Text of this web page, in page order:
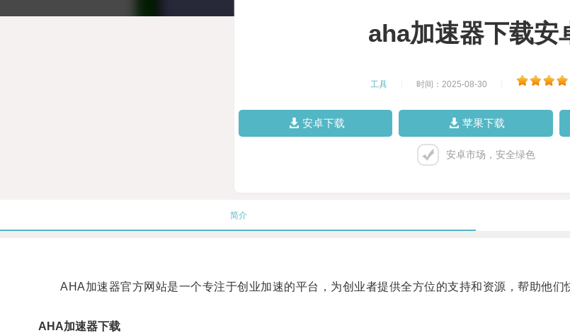
aha加速器下载安
工具 时间：2025-08-30
安卓下载 苹果下载
安卓市场，安全绿色
简介
AHA加速器官方网站是一个专注于创业加速的平台，为创业者提供全方位的支持和资源，帮助他们
AHA加速器下载